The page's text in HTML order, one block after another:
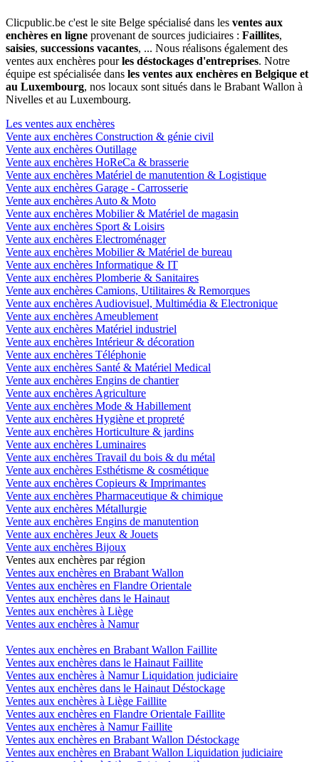
Clicpublic.be c'est le site Belge spécialisé dans les ventes aux
enchères en ligne provenant de sources judiciaires : Faillites,
saisies, successions vacantes, ... Nous réalisons également des
ventes aux enchères pourles déstockages d'entreprises. Notre
équipe est spécialisée dans les ventes aux enchères en Belgique et
au Luxembourg, nos locaux sont situés dans le Brabant Wallon à
Nivelles et au Luxembourg.
Les ventes aux enchères
Vente aux enchères Construction & génie civil
Vente aux enchères Outillage
Vente aux enchères HoReCa & brasserie
Vente aux enchères Matériel de manutention & Logistique
Vente aux enchères Garage - Carrosserie
Vente aux enchères Auto & Moto
Vente aux enchères Mobilier & Matériel de magasin
Vente aux enchères Sport & Loisirs
Vente aux enchères Electroménager
Vente aux enchères Mobilier & Matériel de bureau
Vente aux enchères Informatique & IT
Vente aux enchères Plomberie & Sanitaires
Vente aux enchères Camions, Utilitaires & Remorques
Vente aux enchères Audiovisuel, Multimédia & Electronique
Vente aux enchères Ameublement
Vente aux enchères Matériel industriel
Vente aux enchères Intérieur & décoration
Vente aux enchères Téléphonie
Vente aux enchères Santé & Matériel Medical
Vente aux enchères Engins de chantier
Vente aux enchères Agriculture
Vente aux enchères Mode & Habillement
Vente aux enchères Hygiène et propreté
Vente aux enchères Horticulture & jardins
Vente aux enchères Luminaires
Vente aux enchères Travail du bois & du métal
Vente aux enchères Esthétisme & cosmétique
Vente aux enchères Copieurs & Imprimantes
Vente aux enchères Pharmaceutique & chimique
Vente aux enchères Métallurgie
Vente aux enchères Engins de manutention
Vente aux enchères Jeux & Jouets
Vente aux enchères Bijoux
Ventes aux enchères par région
Ventes aux enchères en Brabant Wallon
Ventes aux enchères en Flandre Orientale
Ventes aux enchères dans le Hainaut
Ventes aux enchères à Liège
Ventes aux enchères à Namur
Ventes aux enchères en Brabant Wallon Faillite
Ventes aux enchères dans le Hainaut Faillite
Ventes aux enchères à Namur Liquidation judiciaire
Ventes aux enchères dans le Hainaut Déstockage
Ventes aux enchères à Liège Faillite
Ventes aux enchères en Flandre Orientale Faillite
Ventes aux enchères à Namur Faillite
Ventes aux enchères en Brabant Wallon Déstockage
Ventes aux enchères en Brabant Wallon Liquidation judiciaire